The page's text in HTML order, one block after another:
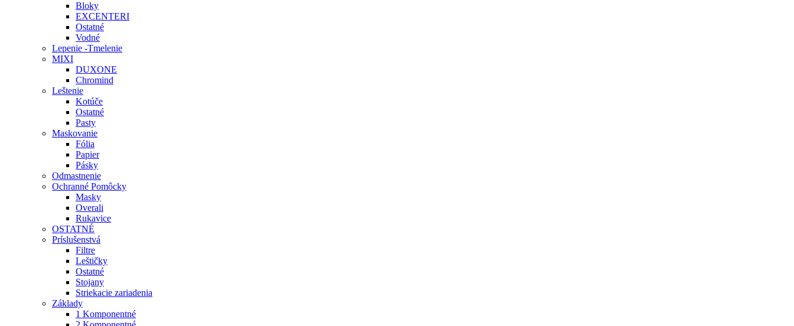
Bloky
EXCENTERI
Ostatné
Vodné
Lepenie -Tmelenie
MIXI
DUXONE
Chromind
Leštenie
Kotúče
Ostatné
Pasty
Maskovanie
Fólia
Papier
Pásky
Odmastnenie
Ochranné Pomôcky
Masky
Overali
Rukavice
OSTATNÉ
Príslušenstvá
Filtre
Leštičky
Ostatné
Stojany
Striekacie zariadenia
Základy
1 Komponentné